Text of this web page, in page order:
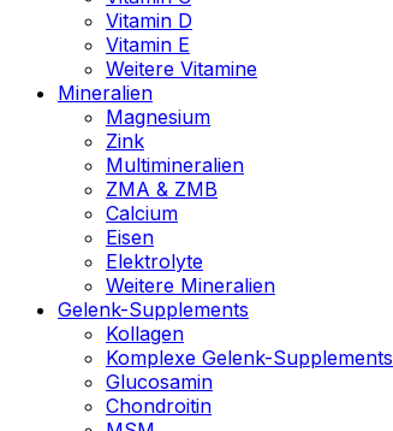
Vitamin D
Vitamin E
Weitere Vitamine
Mineralien
Magnesium
Zink
Multimineralien
ZMA & ZMB
Calcium
Eisen
Elektrolyte
Weitere Mineralien
Gelenk-Supplements
Kollagen
Komplexe Gelenk-Supplements
Glucosamin
Chondroitin